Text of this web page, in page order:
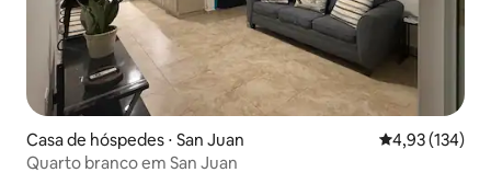
Casa de hóspedes ⋅ San Juan 4,93 de uma
4,93 (134)
Quarto branco em San Juan